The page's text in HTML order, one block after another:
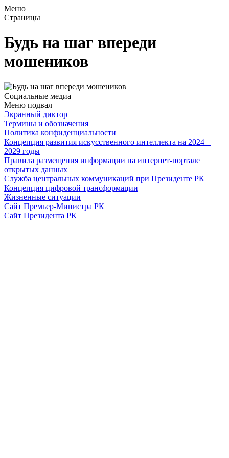
Меню
Страницы
Будь на шаг впереди
мошеников
Социальные медиа
Меню подвал
Экранный диктор
Термины и обозначения
Политика конфиденциальности
Концепция развития искусственного интеллекта на 2024 –
2029 годы
Правила размещения информации на интернет-портале
открытых данных
Служба центральных коммуникаций при Президенте РК
Концепция цифровой трансформации
Жизненные ситуации
Сайт Премьер-Министра РК
Сайт Президента РК